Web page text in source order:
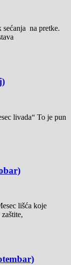
na pretke.
livada“ To je pun
lišća koje